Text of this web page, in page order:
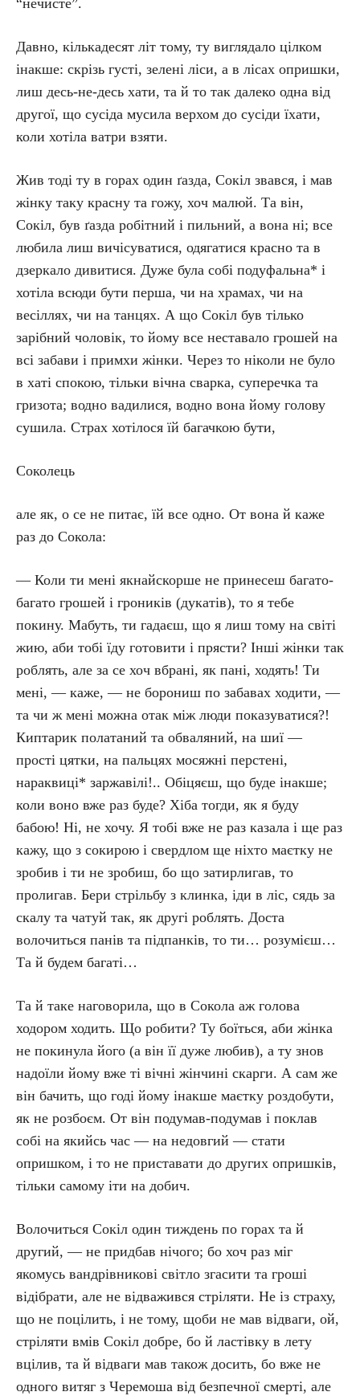
“нечисте”.
Давно, кількадесят літ тому, ту виглядало цілком
інакше: скрізь густі, зелені ліси, а в лісах опришки,
лиш десь-не-десь хати, та й то так далеко одна від
другої, що сусіда мусила верхом до сусіди їхати,
коли хотіла ватри взяти.
Жив тоді ту в горах один ґазда, Сокіл звався, і мав
жінку таку красну та гожу, хоч малюй. Та він,
Сокіл, був ґазда робітний і пильний, а вона ні; все
любила лиш вичісуватися, одягатися красно та в
дзеркало дивитися. Дуже була собі подуфальна* і
хотіла всюди бути перша, чи на храмах, чи на
весіллях, чи на танцях. А що Сокіл був тілько
зарібний чоловік, то йому все неставало грошей на
всі забави і примхи жінки. Через то ніколи не було
в хаті спокою, тільки вічна сварка, суперечка та
гризота; водно вадилися, водно вона йому голову
сушила. Страх хотілося їй багачкою бути,
Соколець
але як, о се не питає, їй все одно. От вона й каже
раз до Сокола:
— Коли ти мені якнайскорше не принесеш багато-
багато грошей і гроників (дукатів), то я тебе
покину. Мабуть, ти гадаєш, що я лиш тому на світі
жию, аби тобі їду готовити і прясти? Інші жінки так
роблять, але за се хоч вбрані, як пані, ходять! Ти
мені, — каже, — не борониш по забавах ходити, —
та чи ж мені можна отак між люди показуватися?!
Киптарик полатаний та обваляний, на шиї —
прості цятки, на пальцях мосяжні перстені,
нараквиці* заржавілі!.. Обіцяєш, що буде інакше;
коли воно вже раз буде? Хіба тогди, як я буду
бабою! Ні, не хочу. Я тобі вже не раз казала і ще раз
кажу, що з сокирою і свердлом ще ніхто маєтку не
зробив і ти не зробиш, бо що затирлигав, то
пролигав. Бери стрільбу з клинка, іди в ліс, сядь за
скалу та чатуй так, як другі роблять. Доста
волочиться панів та підпанків, то ти… розумієш…
Та й будем багаті…
Та й таке наговорила, що в Сокола аж голова
ходором ходить. Що робити? Ту боїться, аби жінка
не покинула його (а він її дуже любив), а ту знов
надоїли йому вже ті вічні жінчині скарги. А сам же
він бачить, що годі йому інакше маєтку роздобути,
як не розбоєм. От він подумав-подумав і поклав
собі на якийсь час — на недовгий — стати
опришком, і то не приставати до других опришків,
тільки самому іти на добич.
Волочиться Сокіл один тиждень по горах та й
другий, — не придбав нічого; бо хоч раз міг
якомусь вандрівникові світло згасити та гроші
відібрати, але не відважився стріляти. Не із страху,
що не поцілить, і не тому, щоби не мав відваги, ой,
стріляти вмів Сокіл добре, бо й ластівку в лету
вцілив, та й відваги мав також досить, бо вже не
одного витяг з Черемоша від безпечної смерті, але